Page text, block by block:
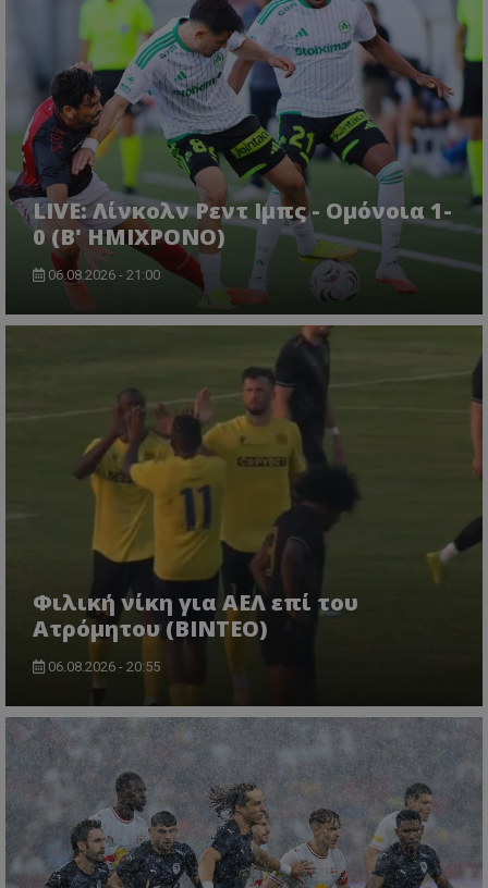
LIVE: Λίνκολν Ρεντ Ιμπς - Ομόνοια 1-
0 (Β' ΗΜΙΧΡΟΝΟ)
06.08.2026 - 21:00
Φιλική νίκη για ΑΕΛ επί του
Ατρόμητου (BINTEO)
06.08.2026 - 20:55